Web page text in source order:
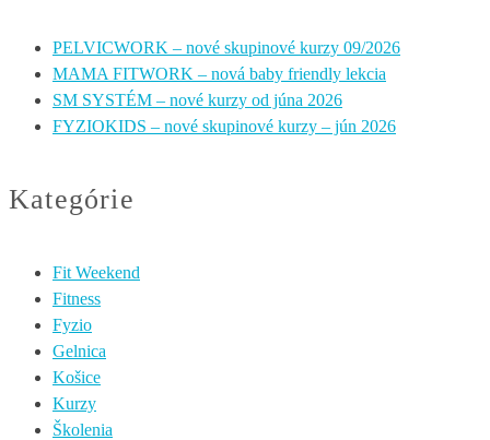
PELVICWORK – nové skupinové kurzy 09/2026
MAMA FITWORK – nová baby friendly lekcia
SM SYSTÉM – nové kurzy od júna 2026
FYZIOKIDS – nové skupinové kurzy – jún 2026
Kategórie
Fit Weekend
Fitness
Fyzio
Gelnica
Košice
Kurzy
Školenia